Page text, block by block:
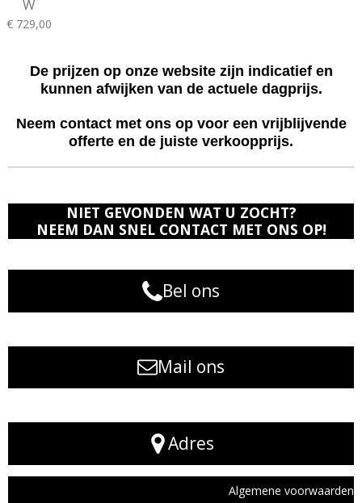
W
€ 729,00
De prijzen op onze website zijn indicatief en
kunnen afwijken van de actuele dagprijs.
Neem contact met ons op voor een vrijblijvende
offerte en de juiste verkoopprijs.
NIET GEVONDEN WAT U ZOCHT?
NEEM DAN SNEL CONTACT MET ONS OP!
Bel ons
Mail ons
Adres
Algemene voorwaarden